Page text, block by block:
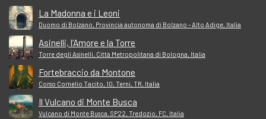
La Madonna e i Leoni
Duomo di Bolzano, Provincia autonoma di Bolzano - Alto Adige, Italia
Asinelli, l’Amore e la Torre
Torre degli Asinelli, Città Metropolitana di Bologna, Italia
Fortebraccio da Montone
Corso Cornelio Tacito, 10, Terni, TR, Italia
Il Vulcano di Monte Busca
Vulcano di Monte Busca, SP22, Tredozio, FC, Italia